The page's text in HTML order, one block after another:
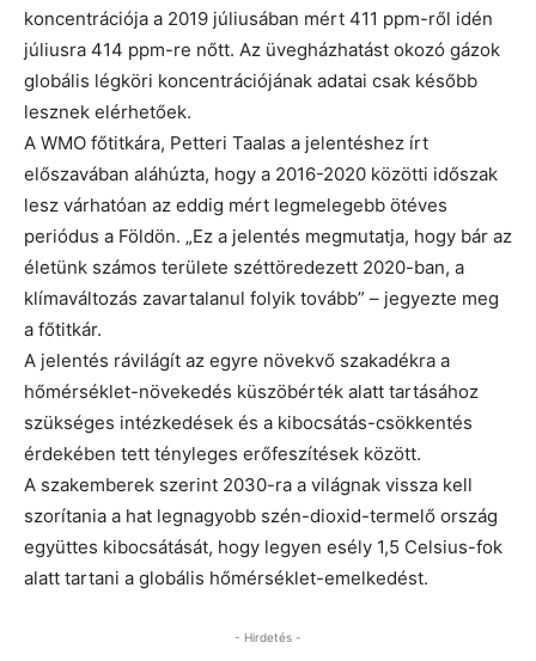
koncentrációja a 2019 júliusában mért 411 ppm-ről idén
júliusra 414 ppm-re nőtt. Az üvegházhatást okozó gázok
globális légköri koncentrációjának adatai csak később
lesznek elérhetőek.
A WMO főtitkára, Petteri Taalas a jelentéshez írt
előszavában aláhúzta, hogy a 2016-2020 közötti időszak
lesz várhatóan az eddig mért legmelegebb ötéves
periódus a Földön. „Ez a jelentés megmutatja, hogy bár az
életünk számos területe széttöredezett 2020-ban, a
klímaváltozás zavartalanul folyik tovább” – jegyezte meg
a főtitkár.
A jelentés rávilágít az egyre növekvő szakadékra a
hőmérséklet-növekedés küszöbérték alatt tartásához
szükséges intézkedések és a kibocsátás-csökkentés
érdekében tett tényleges erőfeszítések között.
A szakemberek szerint 2030-ra a világnak vissza kell
szorítania a hat legnagyobb szén-dioxid-termelő ország
együttes kibocsátását, hogy legyen esély 1,5 Celsius-fok
alatt tartani a globális hőmérséklet-emelkedést.
- Hirdetés -